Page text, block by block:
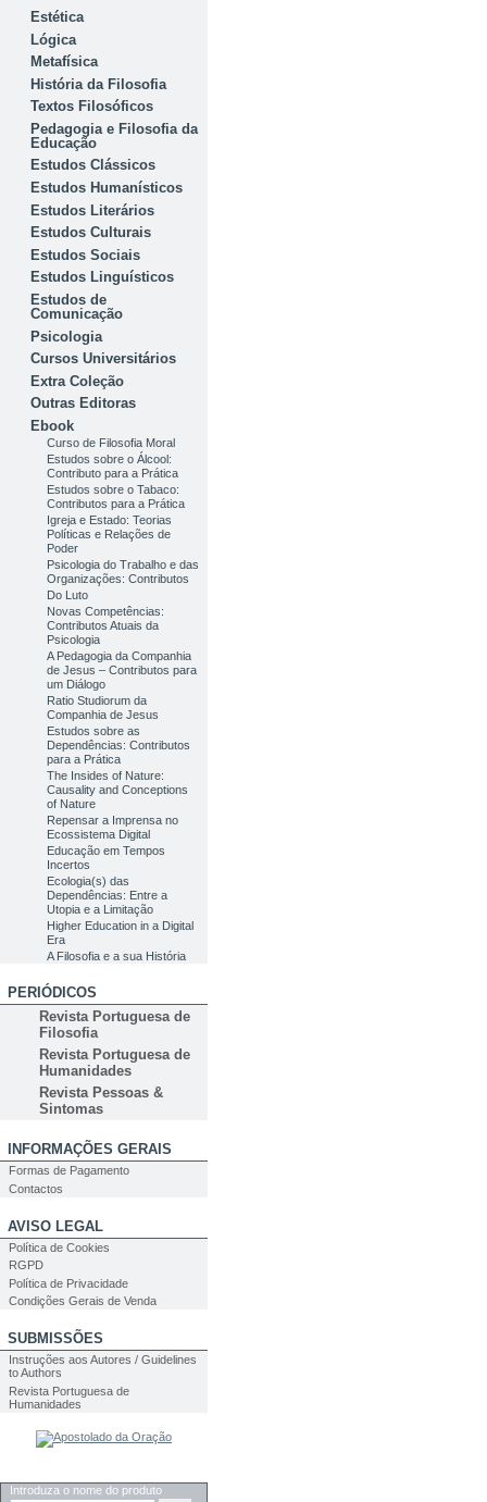
Estética
Lógica
Metafísica
História da Filosofia
Textos Filosóficos
Pedagogia e Filosofia da
Educação
Estudos Clássicos
Estudos Humanísticos
Estudos Literários
Estudos Culturais
Estudos Sociais
Estudos Linguísticos
Estudos de
Comunicação
Psicologia
Cursos Universitários
Extra Coleção
Outras Editoras
Ebook
Curso de Filosofia Moral
Estudos sobre o Álcool:
Contributo para a Prática
Estudos sobre o Tabaco:
Contributos para a Prática
Igreja e Estado: Teorias
Políticas e Relações de
Poder
Psicologia do Trabalho e das
Organizações: Contributos
Do Luto
Novas Competências:
Contributos Atuais da
Psicologia
A Pedagogia da Companhia
de Jesus – Contributos para
um Diálogo
Ratio Studiorum da
Companhia de Jesus
Estudos sobre as
Dependências: Contributos
para a Prática
The Insides of Nature:
Causality and Conceptions
of Nature
Repensar a Imprensa no
Ecossistema Digital
Educação em Tempos
Incertos
Ecologia(s) das
Dependências: Entre a
Utopia e a Limitação
Higher Education in a Digital
Era
A Filosofia e a sua História
PERIÓDICOS
Revista Portuguesa de
Filosofia
Revista Portuguesa de
Humanidades
Revista Pessoas &
Sintomas
INFORMAÇÕES GERAIS
Formas de Pagamento
Contactos
AVISO LEGAL
Política de Cookies
RGPD
Política de Privacidade
Condições Gerais de Venda
SUBMISSÕES
Instruções aos Autores / Guidelines
to Authors
Revista Portuguesa de
Humanidades
Introduza o nome do produto